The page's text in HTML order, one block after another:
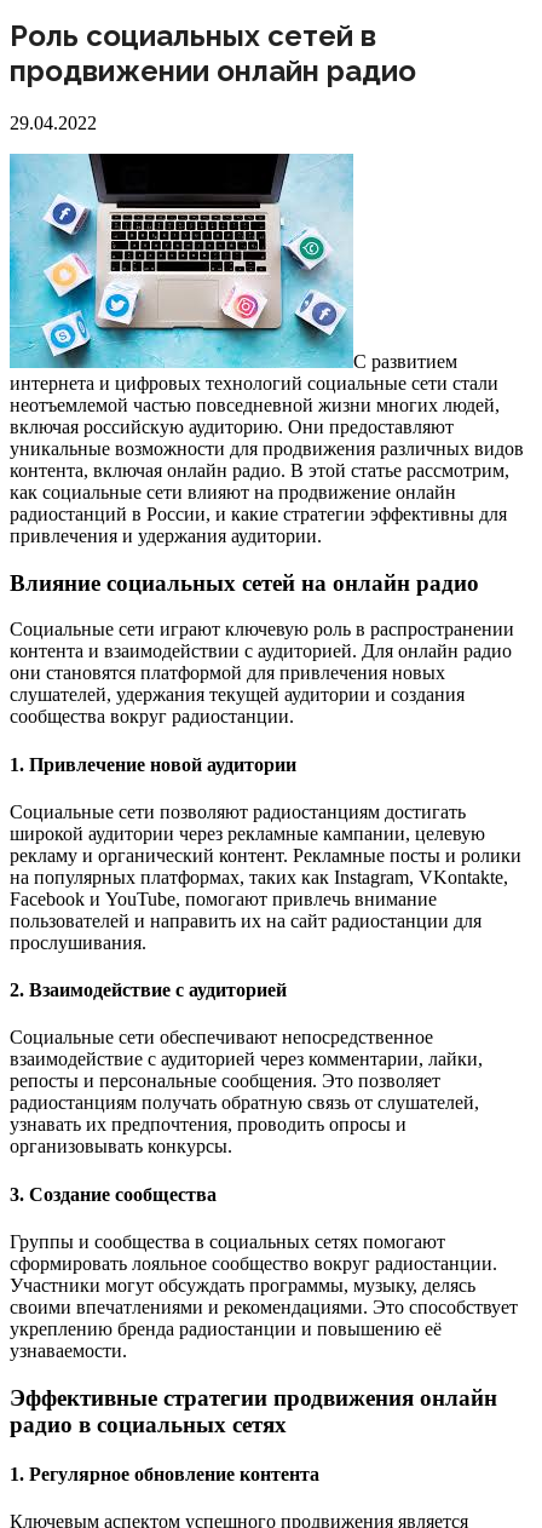
Роль социальных сетей в
продвижении онлайн радио
29.04.2022
С развитием
интернета и цифровых технологий социальные сети стали
неотъемлемой частью повседневной жизни многих людей,
включая российскую аудиторию. Они предоставляют
уникальные возможности для продвижения различных видов
контента, включая онлайн радио. В этой статье рассмотрим,
как социальные сети влияют на продвижение онлайн
радиостанций в России, и какие стратегии эффективны для
привлечения и удержания аудитории.
Влияние социальных сетей на онлайн радио
Социальные сети играют ключевую роль в распространении
контента и взаимодействии с аудиторией. Для онлайн радио
они становятся платформой для привлечения новых
слушателей, удержания текущей аудитории и создания
сообщества вокруг радиостанции.
1. Привлечение новой аудитории
Социальные сети позволяют радиостанциям достигать
широкой аудитории через рекламные кампании, целевую
рекламу и органический контент. Рекламные посты и ролики
на популярных платформах, таких как Instagram, VKontakte,
Facebook и YouTube, помогают привлечь внимание
пользователей и направить их на сайт радиостанции для
прослушивания.
2. Взаимодействие с аудиторией
Социальные сети обеспечивают непосредственное
взаимодействие с аудиторией через комментарии, лайки,
репосты и персональные сообщения. Это позволяет
радиостанциям получать обратную связь от слушателей,
узнавать их предпочтения, проводить опросы и
организовывать конкурсы.
3. Создание сообщества
Группы и сообщества в социальных сетях помогают
сформировать лояльное сообщество вокруг радиостанции.
Участники могут обсуждать программы, музыку, делясь
своими впечатлениями и рекомендациями. Это способствует
укреплению бренда радиостанции и повышению её
узнаваемости.
Эффективные стратегии продвижения онлайн
радио в социальных сетях
1. Регулярное обновление контента
Ключевым аспектом успешного продвижения является